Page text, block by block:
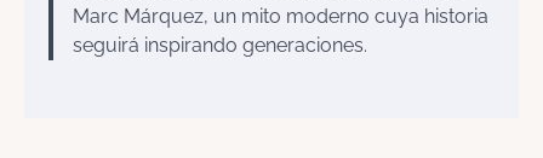
Marc Márquez, un mito moderno cuya historia
seguirá inspirando generaciones.